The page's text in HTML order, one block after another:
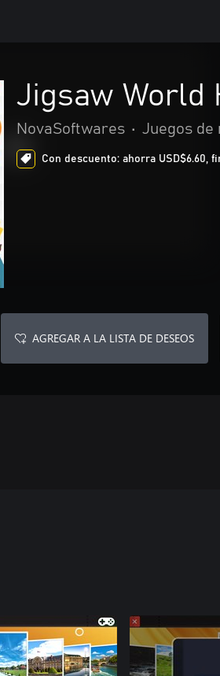
Jigsaw World
NovaSoftwares • Juegos de
Con descuento: ahorra USD$6.60,
AGREGAR A LA LISTA DE DESEOS